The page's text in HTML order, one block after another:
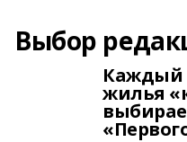
Выбор
Каждый
жилья